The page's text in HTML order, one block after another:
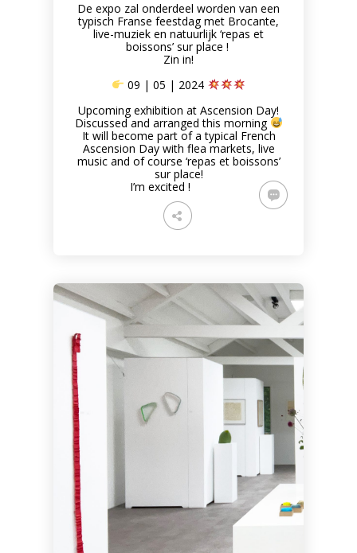
De expo zal onderdeel worden van een
typisch Franse feestdag met Brocante,
live-muziek en natuurlijk ‘repas et
boissons’ sur place !
Zin in!
09 | 05 | 2024
Upcoming exhibition at Ascension Day!
Discussed and arranged this morning
It will become part of a typical French
Ascension Day with flea markets, live
music and of course ‘repas et boissons’
sur place!
I’m excited !